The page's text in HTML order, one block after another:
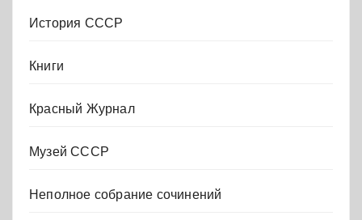
История СССР
Книги
Красный Журнал
Музей СССР
Неполное собрание сочинений